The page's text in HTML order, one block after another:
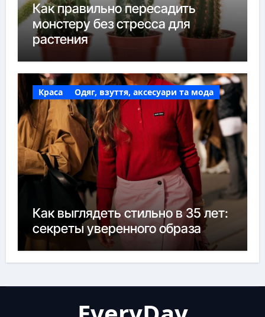
Как правильно пересадить
монстеру без стресса для
растения
Краса Одяг, взуття, аксесуари та мода
Как выглядеть стильно в 35 лет:
секреты уверенного образа